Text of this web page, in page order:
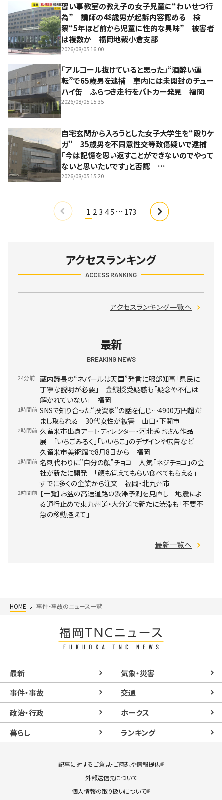
習い事教室の教え子の女子児童に“わいせつ行
為” 講師の48歳男が起訴内容認める 検
察“5年ほど前から児童に性的な興味” 被害者
は複数か 福岡地裁小倉支部
2026/08/05 16:00
「アルコール抜けていると思った」“酒酔い運
転”で65歳男を逮捕 車内には未開封のチュー
ハイ缶 ふらつき走行をパトカー発見 福岡
2026/08/05 15:35
自宅玄関から入ろうとした女子大学生を“殴りケ
ガ” 35歳男を不同意性交等致傷疑いで逮捕
「今は記憶を思い返すことができないのでやって
ないと思いたいです」と否認 …
2026/08/05 15:20
1 2 3 4 5 … 173
アクセスランキング
ACCESS RANKING
アクセスランキング一覧へ
最新
BREAKING NEWS
24分前
蔵内議長の“ネパールは天国”発言に服部知事「県民に
丁寧な説明が必要」 金銭授受疑惑も「疑念や不信は
解かれていない」 福岡
1時間前 SNSで知り合った“投資家”の話を信じ…4900万円超だ
まし取られる 30代女性が被害 山口・下関市
2時間前 久留米市出身アートディレクター・河北秀也さん作品
展 「いちごみるく」「いいちこ」のデザインや広告など
久留米市美術館で8月8日から 福岡
2時間前 名刺代わりに”自分の顔”チョコ 人気「ネジチョコ」の会
社が新たに開発 「顔も覚えてもらい食べてもらえる」
すでに多くの企業から注文 福岡・北九州市
2時間前 【一覧】お盆の高速道路の渋滞予測を見直し 地震によ
る通行止めで東九州道・大分道で新たに渋滞も「不要不
急の移動控えて」
最新一覧へ
HOME 事件・事故のニュース一覧
最新
気象・災害
事件・事故
交通
政治・行政
ホークス
暮らし
ランキング
記事に対するご意見・ご感想や情報提供
外部送信先について
個人情報の取り扱いについて